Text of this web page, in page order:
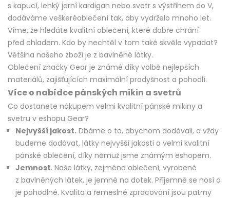
s kapucí, lehký jarní kardigan nebo svetr s výstřihem do V,
dodáváme veškeréoblečení tak, aby vydrželo mnoho let.
Víme, že hledáte kvalitní oblečení, které dobře chrání
před chladem. Kdo by nechtěl v tom také skvěle vypadat?
Většina našeho zboží je z bavlněné látky.
Oblečení značky Gear je známé díky volbě nejlepších
materiálů, zajišťujících maximální prodyšnost a pohodlí.
Více o nabídce pánských mikin a svetrů
Co dostanete nákupem velmi kvalitní pánské mikiny a
svetru v eshopu Gear?
Nejvyšší jakost. Dbáme o to, abychom dodávali, a vždy
budeme dodávat, látky nejvyšší jakosti a velmi kvalitní
pánské oblečení, díky němuž jsme známým eshopem.
Jemnost. Naše látky, zejména oblečení, vyrobené
z bavlněných látek, je jemné na dotek. Příjemně se nosí a
je pohodlné. Kvalita a řemeslné zpracování jsou patrny